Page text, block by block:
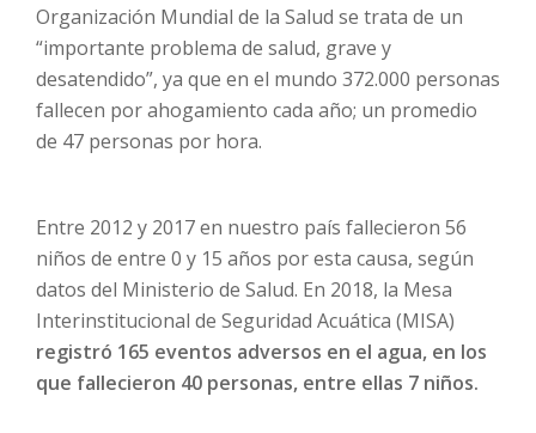
Organización Mundial de la Salud se trata de un
“importante problema de salud, grave y
desatendido”, ya que en el mundo 372.000 personas
fallecen por ahogamiento cada año; un promedio
de 47 personas por hora.
Entre 2012 y 2017 en nuestro país fallecieron 56
niños de entre 0 y 15 años por esta causa, según
datos del Ministerio de Salud. En 2018, la Mesa
Interinstitucional de Seguridad Acuática (MISA)
registró 165 eventos adversos en el agua, en los
que fallecieron 40 personas, entre ellas 7 niños.